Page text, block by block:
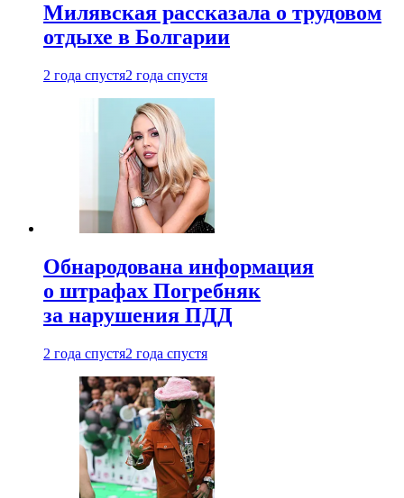
Милявская рассказала о трудовом
отдыхе в Болгарии
2 года спустя2 года спустя
Обнародована информация
о штрафах Погребняк
за нарушения ПДД
2 года спустя2 года спустя